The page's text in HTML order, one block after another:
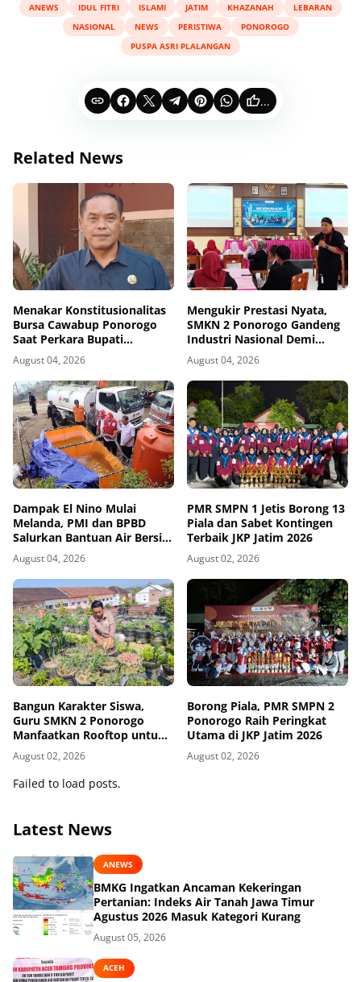
ANEWS IDUL FITRI ISLAMI JATIM KHAZANAH
LEBARAN
NASIONAL
NEWS PERISTIWA
PONOROGO
PUSPA ASRI PLALANGAN
...
Related News
Menakar Konstitusionalitas
Bursa Cawabup Ponorogo
Saat Perkara Bupati
Nonaktif Belum Inkrah
August 04, 2026
Mengukir Prestasi Nyata,
SMKN 2 Ponorogo Gandeng
Industri Nasional Demi
Sesuaikan Kurikulum
dengan Kebutuhan Dunia
Kerja
August 04, 2026
Dampak El Nino Mulai
Melanda, PMI dan BPBD
Salurkan Bantuan Air Bersih
ke Desa Terdampak di
Ponorogo
August 04, 2026
PMR SMPN 1 Jetis Borong 13
Piala dan Sabet Kontingen
Terbaik JKP Jatim 2026
August 02, 2026
Bangun Karakter Siswa,
Guru SMKN 2 Ponorogo
Manfaatkan Rooftop untuk
Ketahanan Pangan
August 02, 2026
Borong Piala, PMR SMPN 2
Ponorogo Raih Peringkat
Utama di JKP Jatim 2026
August 02, 2026
Failed to load posts.
Latest News
ANEWS
BMKG Ingatkan Ancaman Kekeringan
Pertanian: Indeks Air Tanah Jawa Timur
Agustus 2026 Masuk Kategori Kurang
August 05, 2026
ACEH